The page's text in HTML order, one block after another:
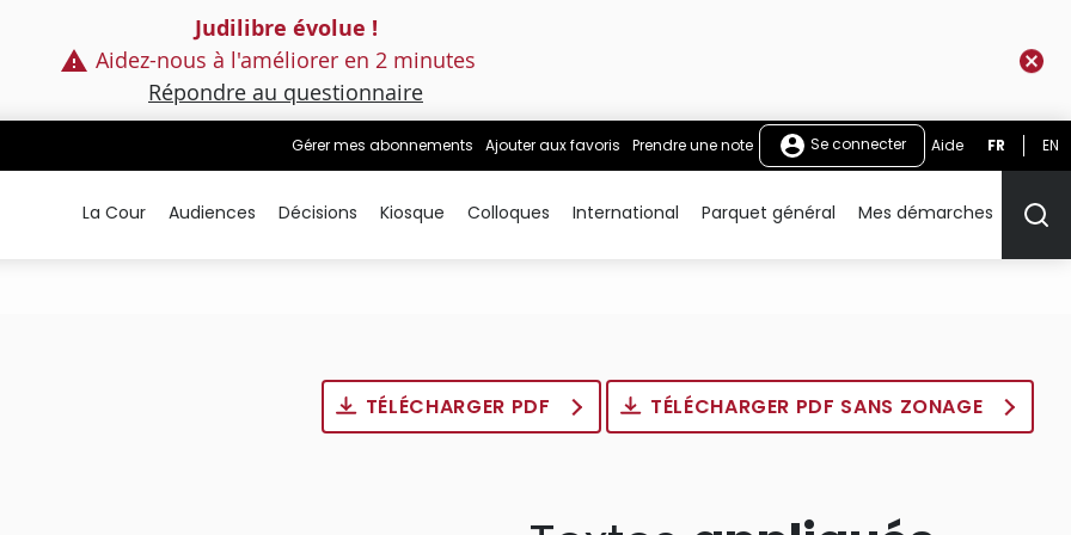
Judilibre évolue !
Aidez-nous à l'améliorer en 2 minutes
Répondre au questionnaire
Gérer mes abonnements Ajouter aux favoris Prendre une note Se connecter Aide FR EN
La Cour Audiences Décisions Kiosque Colloques International Parquet général Mes démarches
TÉLÉCHARGER PDF TÉLÉCHARGER PDF SANS ZONAGE